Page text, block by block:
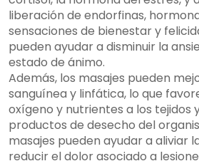
liberación de endorfinas,
sensaciones de bienestar y
pueden ayudar a disminuir la
estado de ánimo.
Además, los masajes pueden
sanguínea y linfática, lo que
oxígeno y nutrientes a los tejidos
productos de desecho del
masajes pueden ayudar a aliviar
reducir el dolor asociado a